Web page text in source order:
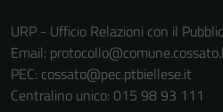
URP - Ufficio Relazioni con il
Email:
PEC: cossato@pec.ptbiellese.it
Centralino unico: 015 98 93 111